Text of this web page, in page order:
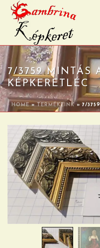
7/3759 MINTÁS
KÉPKERETLÉC
HOME»TERMÉKEINK» 7/